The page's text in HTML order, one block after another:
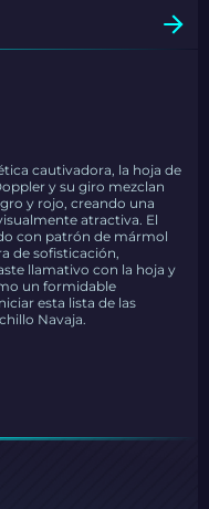
cautivadora, la hoja de
y su giro mezclan
y rojo, creando una
atractiva. El
con patrón de mármol
de sofisticación,
llamativo con la hoja y
un formidable
esta lista de las
Navaja.